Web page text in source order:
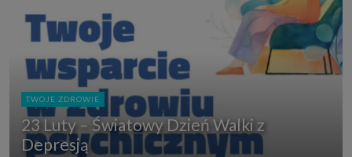
TWOJE ZDROWIE
23 Luty – Światowy Dzień Walki z
Depresją